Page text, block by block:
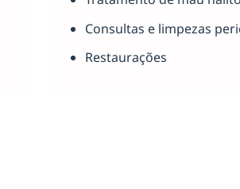
Consultas e limpezas
Restaurações